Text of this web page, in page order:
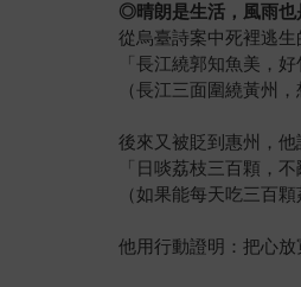
◎晴朗是生活，風雨
從烏臺詩案中死裡逃生
「長江繞郭知魚美，
（長江三面圍繞黃州
後來又被貶到惠州，他
「日啖荔枝三百顆，
（如果能每天吃三百
他用行動證明：把心